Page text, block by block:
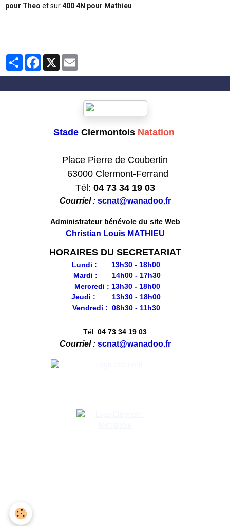
pour Theo et sur400 4N pour Mathieu.
PartagerFacebook
X
Stade Clermontois Natation
Place Pierre de Coubertin
63000 Clermont-Ferrand
Tél: 04 73 34 19 03
Courriel : scnat@wanadoo.fr
Administrateur bénévole du site Web
Christian Louis MATHIEU
HORAIRES DU SECRETARIAT
Lundi : 13h30 - 18h00
Mardi : 14h00 - 17h30
Mercredi : 13h30 - 18h00
Jeudi : 13h30 - 18h00
Vendredi : 08h30 - 11h30
Tél: 04 73 34 19 03
Courriel : scnat@wanadoo.fr